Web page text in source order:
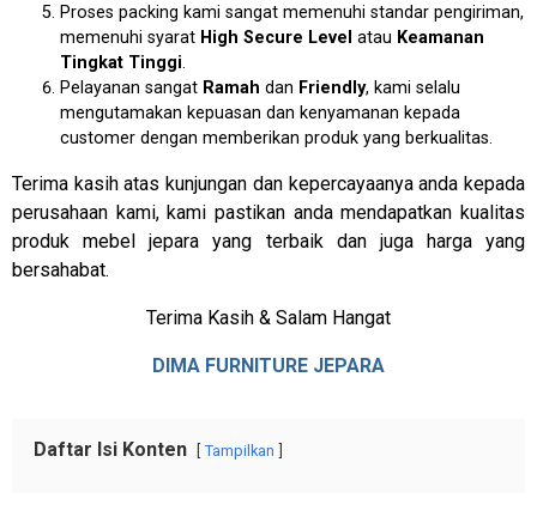
Proses packing kami sangat memenuhi standar pengiriman,
memenuhi syarat High Secure Level atau Keamanan
Tingkat Tinggi.
Pelayanan sangat Ramah dan Friendly, kami selalu
mengutamakan kepuasan dan kenyamanan kepada
customer dengan memberikan produk yang berkualitas.
Terima kasih atas kunjungan dan kepercayaanya anda kepada
perusahaan kami, kami pastikan anda mendapatkan kualitas
produk mebel jepara yang terbaik dan juga harga yang
bersahabat.
Terima Kasih & Salam Hangat
DIMA FURNITURE JEPARA
Daftar Isi Konten Tampilkan